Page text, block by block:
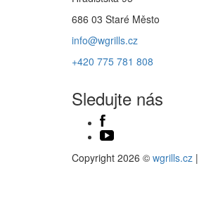
686 03 Staré Město
info@wgrills.cz
+420 775 781 808
Sledujte nás
Copyright 2026 © wgrills.cz |